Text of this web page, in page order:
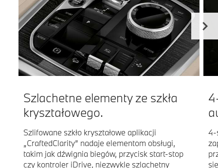
Szlachetne elementy ze szkła
kryształowego.
Szlifowane szkło kryształowe aplikacji
„CraftedClarity” nadaje elementom obsługi,
takim jak dźwignia biegów, przycisk start-stop
czy kontroler iDrive, niezwykle szlachetny
4-